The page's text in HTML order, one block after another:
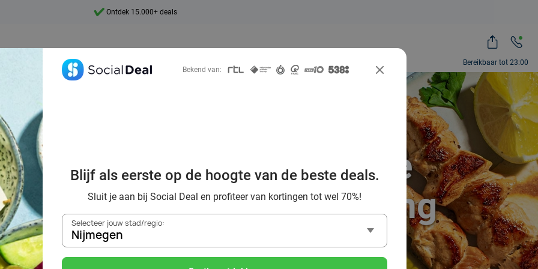
Bereikbaar tot 23:00
Ontdek 15.000+ deals
de beste Griekse
in Nijmegen en omgeving
Bekend van:
Blijf als eerste op de hoogte van de beste deals.
Sluit je aan bij Social Deal en profiteer van kortingen tot wel 70%!
Selecteer jouw stad/regio:
Nijmegen